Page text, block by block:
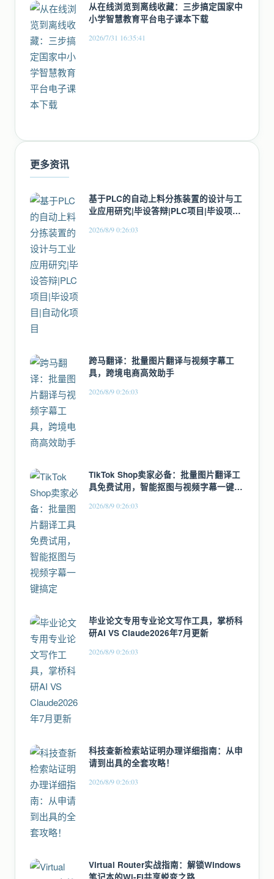
从在线浏览到离线收藏：三步搞定国家中
小学智慧教育平台电子课本下载
2026/7/31 16:35:41
更多资讯
基于PLC的自动上料分拣装置的设计与工
业应用研究|毕设答辩|PLC项目|毕设项目|
2026/8/9 0:26:03
跨马翻译：批量图片翻译与视频字幕工
具，跨境电商高效助手
2026/8/9 0:26:03
TikTok Shop卖家必备：批量图片翻译工
具免费试用，智能抠图与视频字幕一键搞
2026/8/9 0:26:03
毕业论文专用专业论文写作工具，掌桥科
研AI VS Claude2026年7月更新
2026/8/9 0:26:03
科技查新检索站证明办理详细指南：从申
请到出具的全套攻略！
2026/8/9 0:26:03
Virtual Router实战指南：解锁Windows